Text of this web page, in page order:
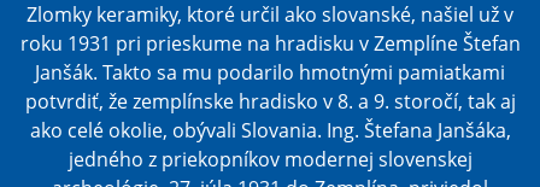
Zlomky keramiky, ktoré určil ako slovanské, našiel už v
roku 1931 pri prieskume na hradisku v Zemplíne Štefan
Janšák. Takto sa mu podarilo hmotnými pamiatkami
potvrdiť, že zemplínske hradisko v 8. a 9. storočí, tak aj
ako celé okolie, obývali Slovania. Ing. Štefana Janšáka,
jedného z priekopníkov modernej slovenskej